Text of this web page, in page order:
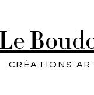
CRÉATIONS